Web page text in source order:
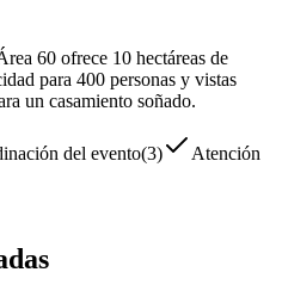
60 ofrece 10 hectáreas de
para 400 personas y vistas
un casamiento soñado.
del evento(3)
Atención